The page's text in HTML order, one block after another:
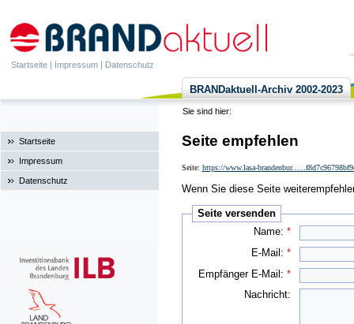
Startseite | Impressum | Datenschutz
BRANDaktuell-Archiv 2002-2023
Sie sind hier:
Startseite
Impressum
Datenschutz
Seite empfehlen
Seite: https://www.lasa-
Wenn Sie diese Seite
Seite versenden
Name:*
E-Mail:*
Empfänger E-Mail:*
Nachricht: